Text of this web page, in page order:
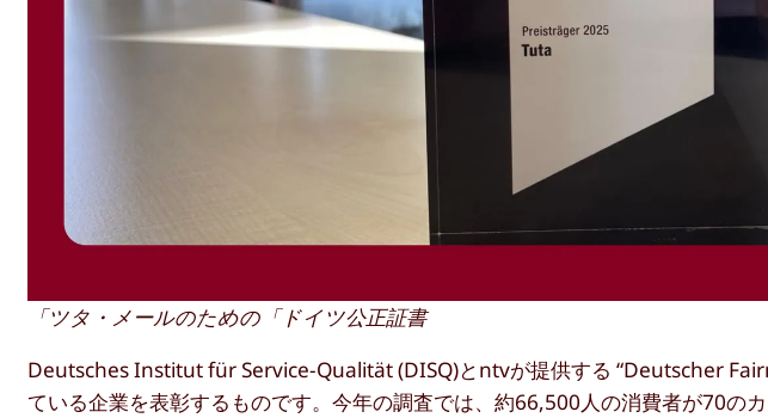
「ツタ・メールのための「ドイツ公正証書
Deutsches Institut für Service-Qualität (DISQ)とntvが提供する “Deutscher
ている企業を表彰するものです。今年の調査では、約66,500人の消費者が70の